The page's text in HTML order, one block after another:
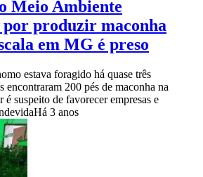
Meio Ambiente
por produzir maconha
em MG é preso
estava foragido há quase três
encontraram 200 pés de maconha na
é suspeito de favorecer empresas e
Há 3 anos